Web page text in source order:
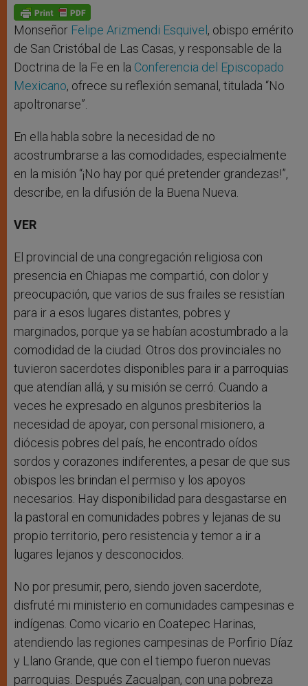
p
p
g
e
r
o
k
Monseñor Felipe Arizmendi Esquivel , obispo emérito
de San Cristóbal de Las Casas, y responsable de la
Doctrina de la Fe en la Conferencia del Episcopado
Mexicano, ofrece su reflexión semanal, titulada “No
apoltronarse”.
En ella habla sobre la necesidad de no
acostrumbrarse a las comodidades, especialmente
en la misión “¡No hay por qué pretender grandezas!”,
describe, en la difusión de la Buena Nueva.
VER
El provincial de una congregación religiosa con
presencia en Chiapas me compartió, con dolor y
preocupación, que varios de sus frailes se resistían
para ir a esos lugares distantes, pobres y
marginados, porque ya se habían acostumbrado a la
comodidad de la ciudad. Otros dos provinciales no
tuvieron sacerdotes disponibles para ir a parroquias
que atendían allá, y su misión se cerró. Cuando a
veces he expresado en algunos presbiterios la
necesidad de apoyar, con personal misionero, a
diócesis pobres del país, he encontrado oídos
sordos y corazones indiferentes, a pesar de que sus
obispos les brindan el permiso y los apoyos
necesarios. Hay disponibilidad para desgastarse en
la pastoral en comunidades pobres y lejanas de su
propio territorio, pero resistencia y temor a ir a
lugares lejanos y desconocidos.
No por presumir, pero, siendo joven sacerdote,
disfruté mi ministerio en comunidades campesinas e
indígenas. Como vicario en Coatepec Harinas,
atendiendo las regiones campesinas de Porfirio Díaz
y Llano Grande, que con el tiempo fueron nuevas
parroquias. Después Zacualpan, con una pobreza